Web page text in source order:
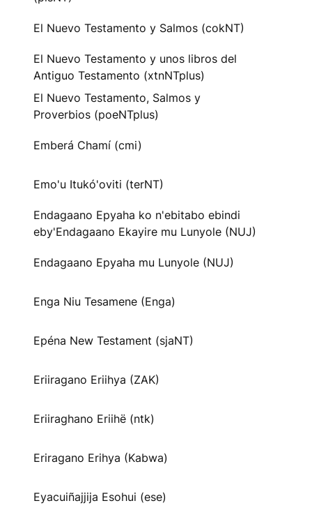
El Nuevo Testamento y Salmos (cokNT)
El Nuevo Testamento y unos libros del
Antiguo Testamento (xtnNTplus)
El Nuevo Testamento, Salmos y
Proverbios (poeNTplus)
Emberá Chamí (cmi)
Emo'u Itukó'oviti (terNT)
Endagaano Epyaha ko n'ebitabo ebindi
eby'Endagaano Ekayire mu Lunyole (NUJ)
Endagaano Epyaha mu Lunyole (NUJ)
Enga Niu Tesamene (Enga)
Epéna New Testament (sjaNT)
Eriiragano Eriihya (ZAK)
Eriiraghano Eriihë (ntk)
Eriragano Erihya (Kabwa)
Eyacuiñajjija Esohui (ese)